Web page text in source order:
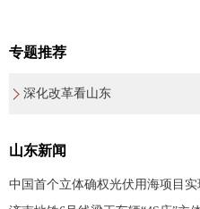
专题推荐
深化改革看山东
山东新闻
中国首个立体确权光伏用海项目